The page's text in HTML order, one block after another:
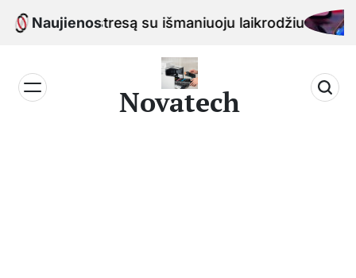
Skip
Naujienos
stresą su išmaniuoju laikrodžiu
Novatech